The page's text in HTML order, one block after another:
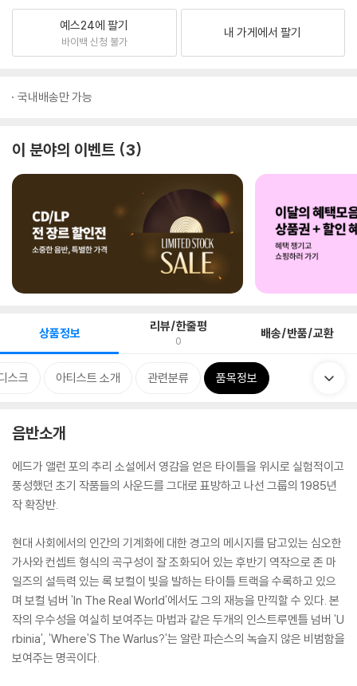
예스24에 팔기
바이백 신청 불가
내 가게에서 팔기
국내배송만 가능
이 분야의 이벤트 3
상품정보 리뷰/한줄평
0 배송/반품/교환
스크 아티스트 소개 관련분류 품목정보
음반소개
에드가 앨런 포의 추리 소설에서 영감을 얻은 타이틀을 위시로 실험적이고
풍성했던 초기 작품들의 사운드를 그대로 표방하고 나선 그룹의 1985년
작 확장반.
현대 사회에서의 인간의 기계화에 대한 경고의 메시지를 담고있는 심오한
가사와 컨셉트 형식의 곡구성이 잘 조화되어 있는 후반기 역작으로 존 마
일즈의 설득력 있는 록 보컬이 빛을 발하는 타이틀 트랙을 수록하고 있으
며 보컬 넘버 'In The Real World'에서도 그의 재능을 만끽할 수 있다. 본
작의 우수성을 여실히 보여주는 마법과 같은 두개의 인스트루멘틀 넘버 'U
rbinia', 'Where'S The Warlus?'는 알란 파슨스의 녹슬지 않은 비범함을
보여주는 명곡이다.